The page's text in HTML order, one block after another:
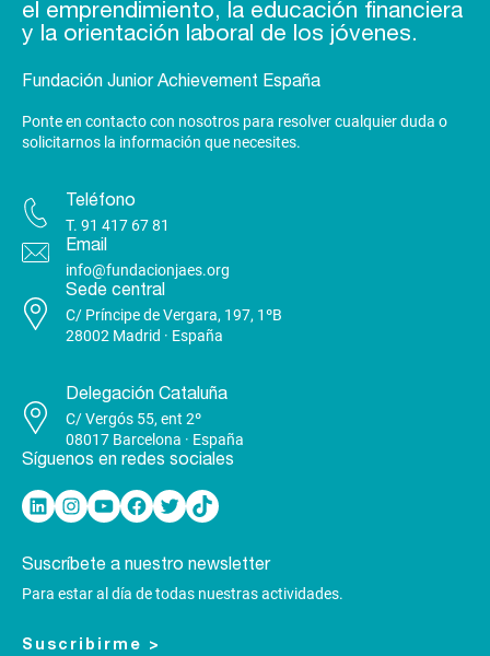
el emprendimiento, la educación financiera
y la orientación laboral de los jóvenes.
Fundación Junior Achievement España
Ponte en contacto con nosotros para resolver cualquier duda o
solicitarnos la información que necesites.
Teléfono
T. 91 417 67 81
Email
info@fundacionjaes.org
Sede central
C/ Príncipe de Vergara, 197, 1ºB
28002 Madrid · España
Delegación Cataluña
C/ Vergós 55, ent 2º
08017 Barcelona · España
Síguenos en redes sociales
Linkedin Instagram YouTube Facebook Twitter TikTok
Suscríbete a nuestro newsletter
Para estar al día de todas nuestras actividades.
Suscribirme >